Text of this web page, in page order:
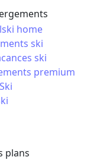
home
ski
ski
premium
plans